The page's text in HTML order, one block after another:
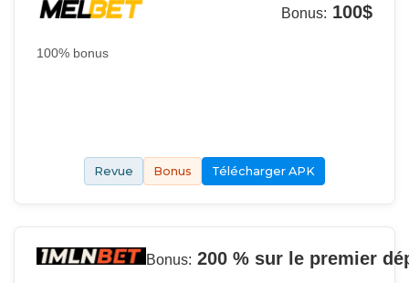
Bonus: 100$
100% bonus
Revue Bonus Télécharger APK
Bonus: 200 % sur le premier